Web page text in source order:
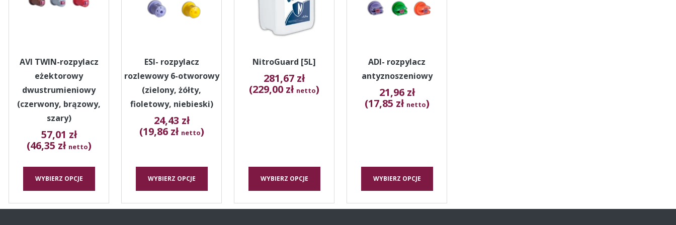
AVI TWIN-rozpylacz
eżektorowy
dwustrumieniowy
(czerwony, brązowy,
szary)
57,01 zł
(46,35 zł netto)
WYBIERZ OPCJE
stronie
produktu
ESI- rozpylacz
rozlewowy 6-otworowy
(zielony, żółty,
fioletowy, niebieski)
24,43 zł
(19,86 zł netto)
WYBIERZ OPCJE
Opcje
stronie
produktu
NitroGuard [5L]
281,67 zł
(229,00 zł netto)
WYBIERZ OPCJE
Opcje
można
wybrać
stronie
produktu
ADI- rozpylacz
antyznoszeniowy
21,96 zł
(17,85 zł netto)
WYBIERZ OPCJE
Opcje
stronie
produktu